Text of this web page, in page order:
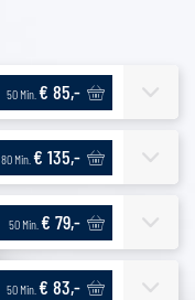
50 Min. € 85,-
80 Min. € 135,-
50 Min. € 79,-
50 Min. € 83,-